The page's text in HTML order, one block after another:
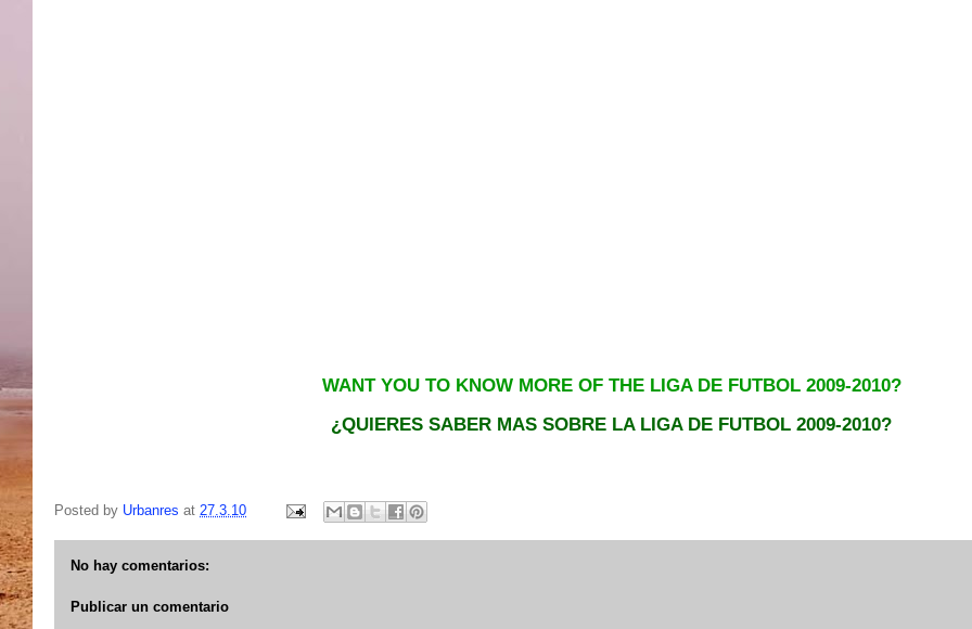
WANT YOU TO KNOW MORE OF THE LIGA DE FUTBOL 2009-2010?
¿QUIERES SABER MAS SOBRE LA LIGA DE FUTBOL 2009-2010?
Posted by Urbanres at 27.3.10
No hay comentarios:
Publicar un comentario